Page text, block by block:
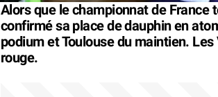
Alors que le championnat de France
confirmé sa place de dauphin en
podium et Toulouse du maintien.
rouge.